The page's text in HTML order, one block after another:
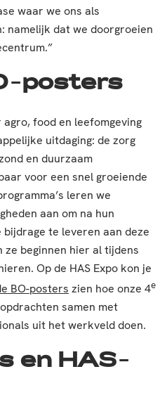
waar we ons als
namelijk dat we doorgroeien
posters
food en leefomgeving
uitdaging: de zorg
en duurzaam
voor een snel groeiende
leren we
aan om na hun
te leveren aan deze
ze beginnen hier al tijdens
Op de HAS Expo kon je
BO-posters zien hoe onze 4e
samen met
uit het werkveld doen.
en HAS-